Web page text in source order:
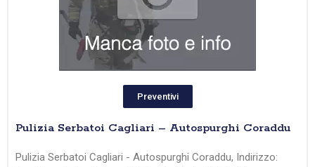
Preventivi
Pulizia Serbatoi Cagliari – Autospurghi Coraddu
Pulizia Serbatoi Cagliari - Autospurghi Coraddu, Indirizzo: